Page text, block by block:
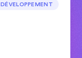
DÉVELOPPEMENT